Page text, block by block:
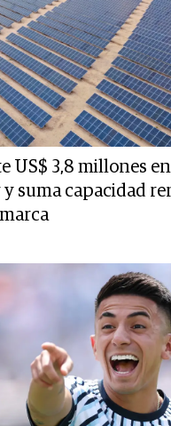
US$ 3,8 millones
y suma capacidad